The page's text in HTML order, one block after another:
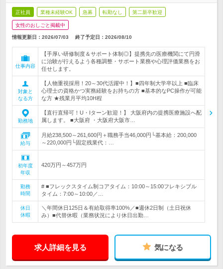
正社員 業種未経験OK 急募 転勤なし 第二新卒歓迎
女性のおしごと掲載中
情報更新日：2026/07/03 終了予定日： 2026/08/10
仕事内容
【手厚い研修制度＆サポート体制◎】提携先の医療機関にて円滑
に治験が行えるよう各種調整・サポート業務や心理評価業務をお
任せします。
対象と
なる方
【人物重視採用！20～30代活躍中！】■四年制大学卒以上 ■臨床
心理士の資格かつ実務経験をお持ちの方 ■基本的なPC操作が可能
な方 ★残業月平均10H程
勤務地
【直行直帰可！U・Iターン歓迎！】 大阪府内の提携医療施設へ配
属します。 ■大阪府 ・大阪府大阪市…
給与
月給238,500～261,600円＋職務手当46,000円└基本給：200,000
～220,000円└固定残業代：…
初年度
年収
420万円～457万円
勤務
時間
# ■フレックスタイム制コアタイム：10:00～15:00フレキシブル
タイム：7:00～10:00／…
休日
休暇
＼年間休日125日＆有給取得率100%／■週休2日制（土日祝休
み）■代替休暇（業務状況により休日出勤…
求人詳細を見る 気になる